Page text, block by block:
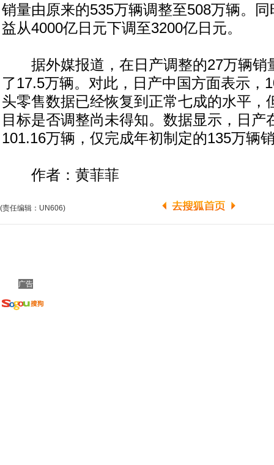
销量由原来的535万辆调整至508万辆。
益从4000亿日元下调至3200亿日元。
据外媒报道，在日产调整的27万辆销
了17.5万辆。对此，日产中国方面表示，
头零售数据已经恢复到正常七成的水平，
目标是否调整尚未得知。数据显示，日产
101.16万辆，仅完成年初制定的135万辆
作者：黄菲菲
(责任编辑：UN606)
广告